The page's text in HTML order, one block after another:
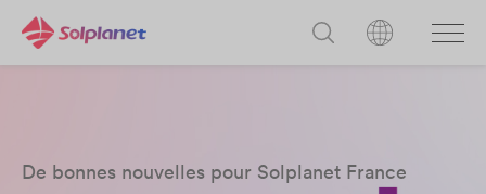
De bonnes nouvelles pour Solplanet France